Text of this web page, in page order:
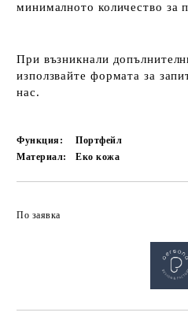
минималното количество за
При възникнали
използвайте формата за
нас.
Функция:
Портфейл
Материал:
Еко кожа
По заявка